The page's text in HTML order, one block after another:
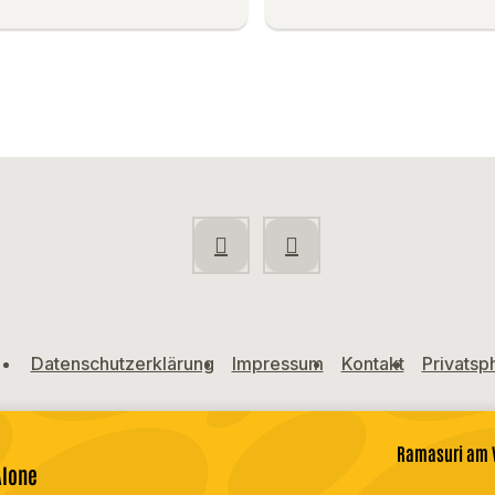
Datenschutzerklärung Impressum Kontakt
Ramasuri